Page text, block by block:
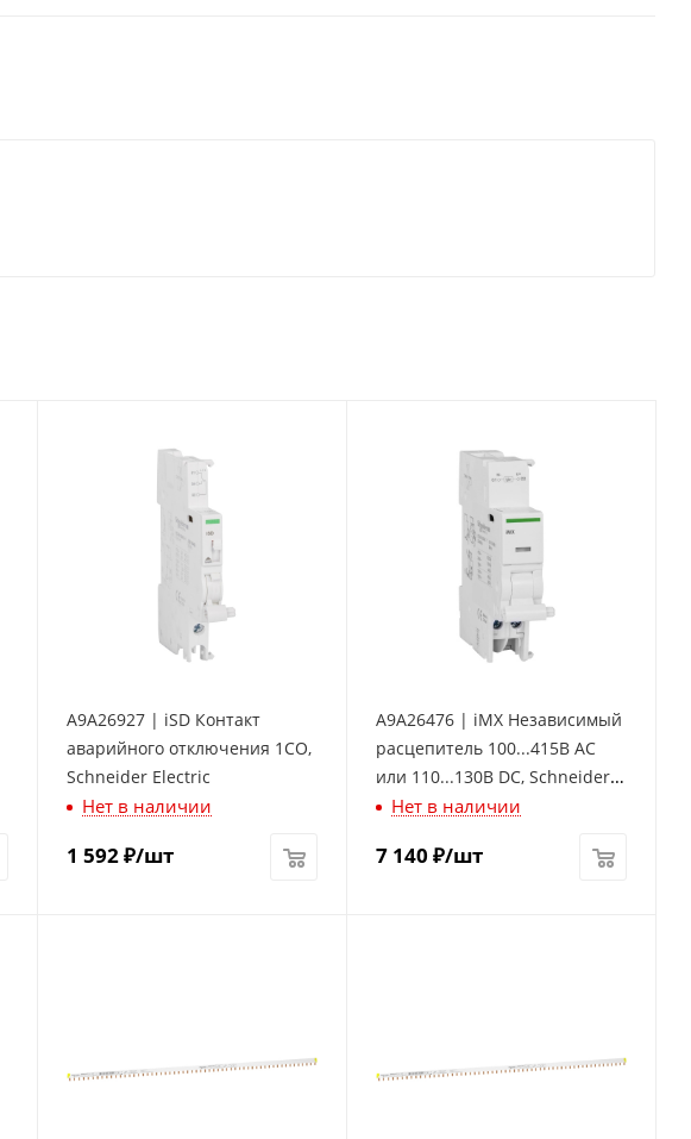
A9A26927 | iSD Контакт
аварийного отключения 1СО,
Schneider Electric
Нет в наличии
1 592₽/шт
A9A26476 | iMX Независимый
расцепитель 100...415В АС
или 110...130В DC, Schneider
Electric
Нет в наличии
7 140 ₽/шт